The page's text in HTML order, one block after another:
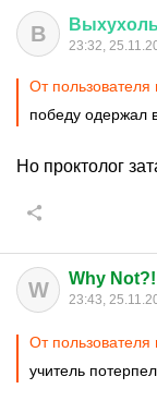
В 23:32,
От пользователя
победу одержал
Но проктолог
W Why Not?!
23:43,
От пользователя
учитель